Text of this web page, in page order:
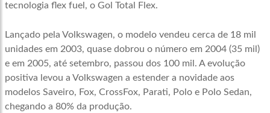
tecnologia flex fuel, o Gol Total Flex.
Lançado pela Volkswagen, o modelo vendeu cerca de 18 mil
unidades em 2003, quase dobrou o número em 2004 (35 mil)
e em 2005, até setembro, passou dos 100 mil. A evolução
positiva levou a Volkswagen a estender a novidade aos
modelos Saveiro, Fox, CrossFox, Parati, Polo e Polo Sedan,
chegando a 80% da produção.